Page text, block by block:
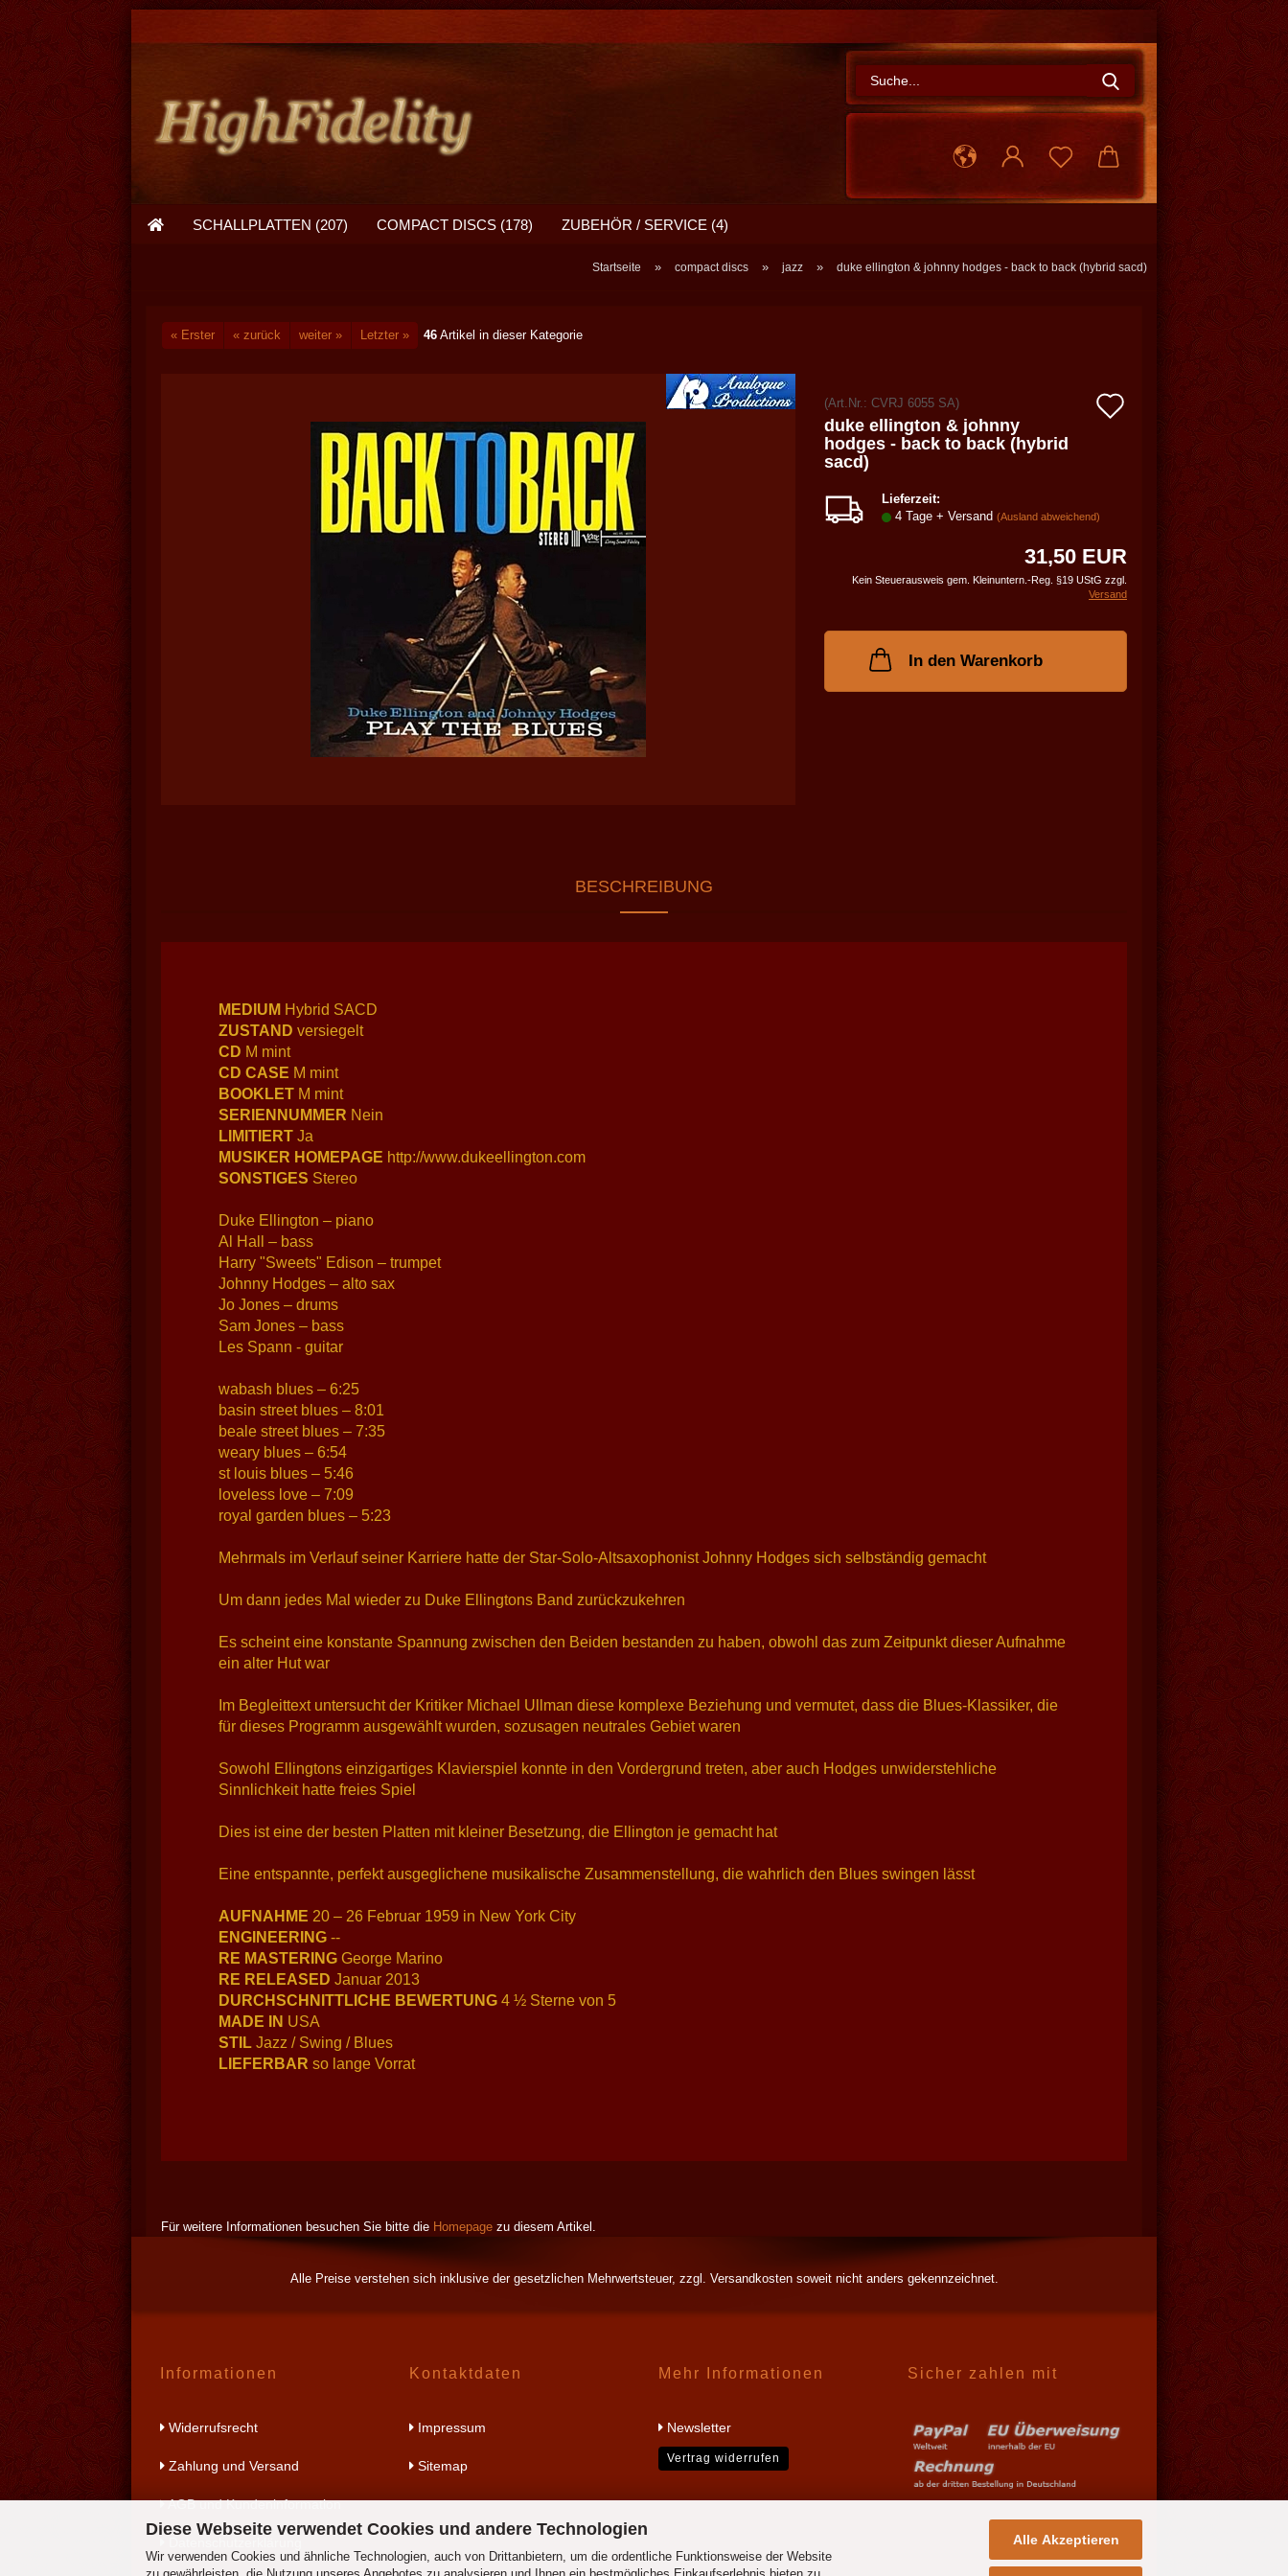
Diese Webseite verwendet Cookies und andere Technologien
Wir verwenden Cookies und ähnliche Technologien, auch von Drittanbietern, um die ordentliche Funktionsweise der Website
zu gewährleisten, die Nutzung unseres Angebotes zu analysieren und Ihnen ein bestmögliches Einkaufserlebnis bieten zu
Alle Akzeptieren
Suche...
SCHALLPLATTEN (207) COMPACT DISCS (178) ZUBEHÖR / SERVICE (4)
Startseite » compact discs » jazz » duke ellington & johnny hodges - back to back (hybrid sacd)
« Erster « zurück weiter » Letzter » 46 Artikel in dieser Kategorie
(Art.Nr.: CVRJ 6055 SA)
Merkzettel
duke ellington & johnny
hodges - back to back (hybrid
sacd)
Lieferzeit:
4 Tage + Versand (Ausland abweichend)
31,50 EUR
Kein Steuerausweis gem. Kleinuntern.-Reg. §19 UStG zzgl.
Versand
In den Warenkorb
BESCHREIBUNG
MEDIUM Hybrid SACD
ZUSTAND versiegelt
CD M mint
CD CASE M mint
BOOKLET M mint
SERIENNUMMER Nein
LIMITIERT Ja
MUSIKER HOMEPAGE http://www.dukeellington.com
SONSTIGES Stereo
Duke Ellington – piano
Al Hall – bass
Harry "Sweets" Edison – trumpet
Johnny Hodges – alto sax
Jo Jones – drums
Sam Jones – bass
Les Spann - guitar
wabash blues – 6:25
basin street blues – 8:01
beale street blues – 7:35
weary blues – 6:54
st louis blues – 5:46
loveless love – 7:09
royal garden blues – 5:23
Mehrmals im Verlauf seiner Karriere hatte der Star-Solo-Altsaxophonist Johnny Hodges sich selbständig gemacht
Um dann jedes Mal wieder zu Duke Ellingtons Band zurückzukehren
Es scheint eine konstante Spannung zwischen den Beiden bestanden zu haben, obwohl das zum Zeitpunkt dieser Aufnahme
ein alter Hut war
Im Begleittext untersucht der Kritiker Michael Ullman diese komplexe Beziehung und vermutet, dass die Blues-Klassiker, die
für dieses Programm ausgewählt wurden, sozusagen neutrales Gebiet waren
Sowohl Ellingtons einzigartiges Klavierspiel konnte in den Vordergrund treten, aber auch Hodges unwiderstehliche
Sinnlichkeit hatte freies Spiel
Dies ist eine der besten Platten mit kleiner Besetzung, die Ellington je gemacht hat
Eine entspannte, perfekt ausgeglichene musikalische Zusammenstellung, die wahrlich den Blues swingen lässt
AUFNAHME 20 – 26 Februar 1959 in New York City
ENGINEERING --
RE MASTERING George Marino
RE RELEASED Januar 2013
DURCHSCHNITTLICHE BEWERTUNG 4 ½ Sterne von 5
MADE IN USA
STIL Jazz / Swing / Blues
LIEFERBAR so lange Vorrat
Für weitere Informationen besuchen Sie bitte die Homepage zu diesem Artikel.
Alle Preise verstehen sich inklusive der gesetzlichen Mehrwertsteuer, zzgl. Versandkostensoweit nicht anders gekennzeichnet.
Informationen
Widerrufsrecht
Zahlung und Versand
AGB und Kundeninformation
Kontaktdaten
Impressum
Sitemap
Mehr Informationen
Newsletter
Vertrag widerrufen
Sicher zahlen mit